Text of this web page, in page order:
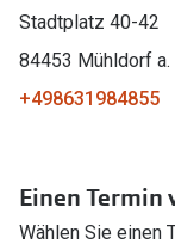
Seen
Stadtplatz 40-42
84453 Mühldorf a.
+498631984855
Einen Termin
Wählen Sie einen